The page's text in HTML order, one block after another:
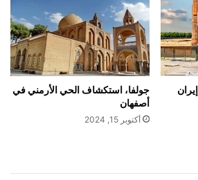
جولفا، استكشاف الحي الأرمني في
أصفهان
أكتوبر 15, 2024